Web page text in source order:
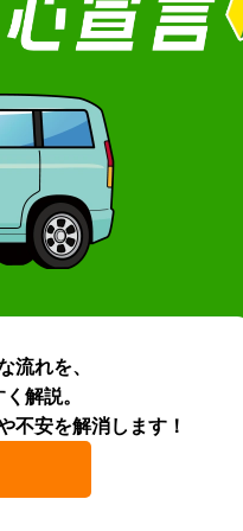
流れを、
解説。
不安を解消します！